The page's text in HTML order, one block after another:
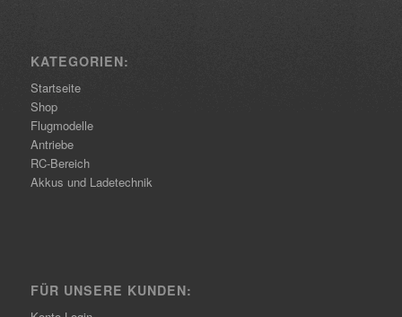
KATEGORIEN:
Startseite
Shop
Flugmodelle
Antriebe
RC-Bereich
Akkus und Ladetechnik
FÜR UNSERE KUNDEN: